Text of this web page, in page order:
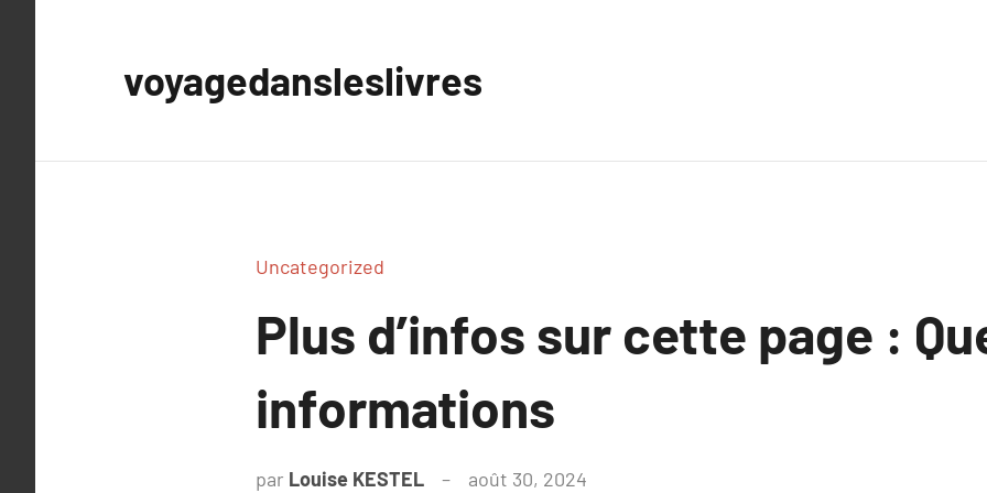
voyagedansleslivres
Uncategorized
Plus d’infos sur cette page :
informations
par Louise KESTEL août 30, 2024